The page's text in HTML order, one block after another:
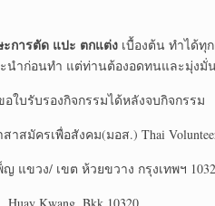
การตัด แปะ ตกแต่ง เบื้องต้น ทำได้ทุ
นำก่อนทำ แต่ท่านต้องอดทนและมุ่งมั่
ใบรับรองกิจกรรมได้หลังจบกิจกรรม
าสมัครเพื่อสังคม(มอส.) Thai
แขวง/ เขต ห้วยขวาง กรุงเทพฯ